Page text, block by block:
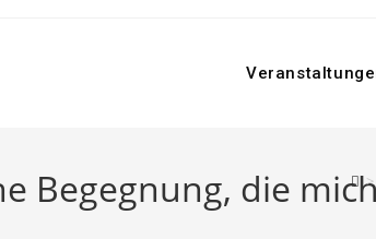
Begegnung, die >